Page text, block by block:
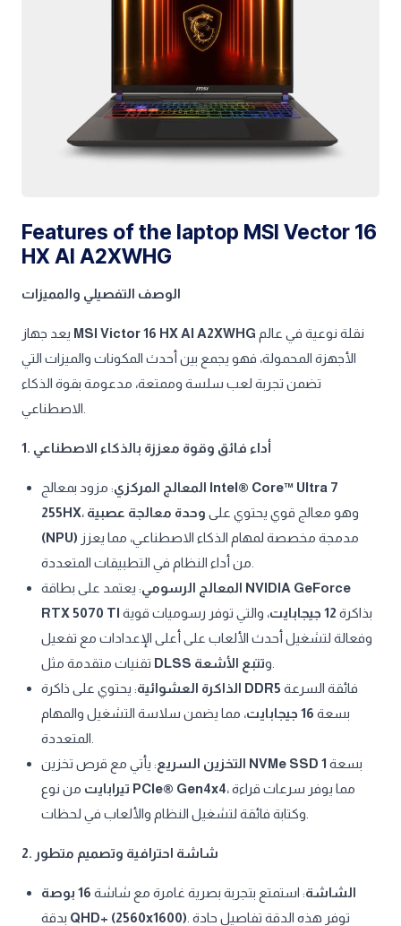
Features of the laptop MSI Vector 16
HX AI A2XWHG
الوصف التفصيلي والمميزات
MSI Victor 16 HX AI A2XWHG
الأجهزة المحمولة، فهو يجمع بين أحدث المكونات والميزات التي
تضمن تجربة لعب سلسة وممتعة، مدعومة بقوة الذكاء
1. أداء فائق وقوة معززة بالذكاء الاصطناعي
المعالج المركزي Intel® Core™ Ultra 7
255HX
، وهو معالج قوي يحتوي على وحدة معالجة عصبية
(NPU)
المعالج الرسومي NVIDIA GeForce
RTX 5070 TI
بذاكرة 12 جيجابايت
، والتي توفر رسوميات قوية
وفعالة لتشغيل أحدث الألعاب على أعلى الإعدادات مع تفعيل
DLSS وتتبع الأشعة
الذاكرة العشوائية DDR5
بسعة 16 جيجابايت
، مما يضمن سلاسة التشغيل والمهام
التخزين السريع NVMe SSD بسعة 1
تيرابايت PCIe® Gen4x4، مما يوفر سرعات قراءة
2. شاشة احترافية وتصميم متطور
الشاشة: استمتع بتجربة بصرية غامرة مع شاشة 16 بوصة
QHD+ (2560x1600)